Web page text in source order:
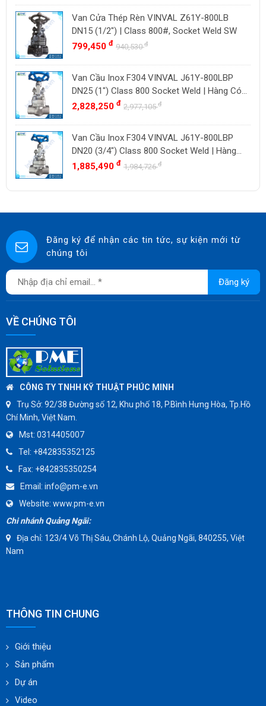
YOSHITAKE
KITZ
DK VALVE
TIGER
HD FIRE
ETM
TAMAKI
ASAHI
SWISSFLUID
KUNKLE
SINGAFLEX
DKM
JOKWANG
HAWKS
ZETKAMA
BZE
DYNO
WEFLO
SENSUS
TOMOE
SUNPASS
AMMETE
Van Cửa Thép Rèn VINVAL Z61Y-800LB
DN15 (1/2") | Class 800#, Socket Weld SW
799,450 đ 940,530đ
Van Cầu Inox F304 VINVAL J61Y-800LBP
DN25 (1") Class 800 Socket Weld | Hàng Có
Sẵn
2,828,250 đ 2,977,105đ
Van Cầu Inox F304 VINVAL J61Y-800LBP
DN20 (3/4") Class 800 Socket Weld | Hàng
Có Sẵn
1,885,490 đ 1,984,726đ
Đăng ký để nhận các tin tức, sự kiện mới từ
chúng tôi
Đăng ký
VỀ CHÚNG TÔI
CÔNG TY TNHH KỸ THUẬT PHÚC MINH
Trụ Sở: 92/38 Đường số 12, Khu phố 18, P.Bình Hưng Hòa, Tp.Hồ
Chí Minh, Việt Nam.
Mst: 0314405007
Tel: +842835352125
Fax: +842835350254
Email: info@pm-e.vn
Website: www.pm-e.vn
Chi nhánh Quảng Ngãi:
Địa chỉ: 123/4 Võ Thị Sáu, Chánh Lộ, Quảng Ngãi, 840255, Việt
Nam
THÔNG TIN CHUNG
Giới thiệu
Sản phẩm
Dự án
Video